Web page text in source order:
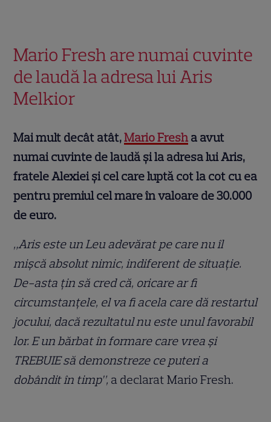
Mario Fresh are numai cuvinte
de laudă la adresa lui Aris
Melkior
Mai mult decât atât,Mario Fresh a avut
numai cuvinte de laudă și la adresa lui Aris,
fratele Alexiei și cel care luptă cot la cot cu ea
pentru premiul cel mare în valoare de 30.000
de euro.
„Aris este un Leu adevărat pe care nu îl
mișcă absolut nimic, indiferent de situație.
De-asta țin să cred că, oricare ar fi
circumstanțele, el va fi acela care dă restartul
jocului, dacă rezultatul nu este unul favorabil
lor. E un bărbat în formare care vrea și
TREBUIE să demonstreze ce puteri a
dobândit în timp”, a declarat Mario Fresh.